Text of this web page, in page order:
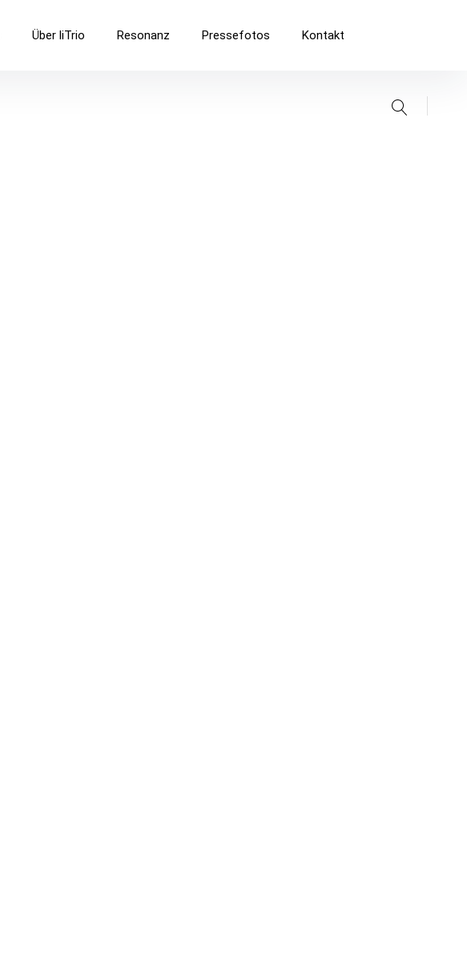
Über liTrio Resonanz Pressefotos Kontakt
Suche